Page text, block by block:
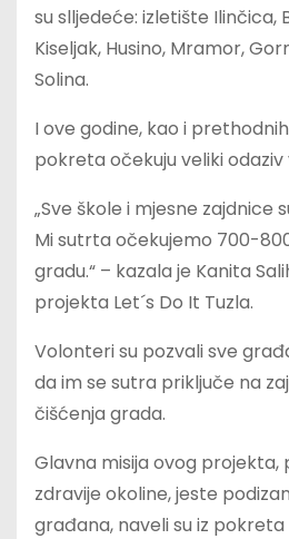
su slljedeće: izletište Ilinčica,
Kiseljak, Husino, Mramor,
Solina.
I ove godine, kao i
pokreta očekuju veliki
„Sve škole i mjesne zajdnice
Mi sutrta očekujemo 700-
gradu.“ – kazala je Kanita
projekta Let´s Do It Tuzla.
Volonteri su pozvali sve
da im se sutra priključe na
čišćenja grada.
Glavna misija ovog projekta,
zdravije okoline, jeste
građana, naveli su iz pokreta